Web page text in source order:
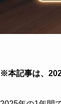
※本記事は、